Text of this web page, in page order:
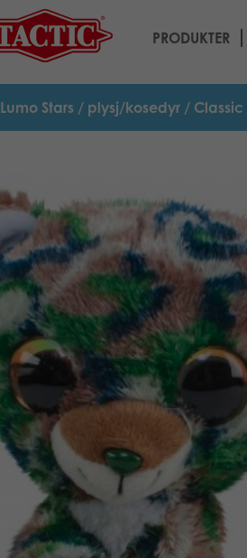
PRODUKTER
Lumo Stars / plysj/kosedyr / Classic